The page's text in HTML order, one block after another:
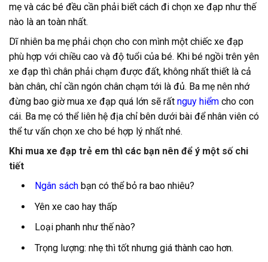
mẹ và các bé đều cần phải biết cách đi chọn xe đạp như thế
nào là an toàn nhất.
Dĩ nhiên ba mẹ phải chọn cho con mình một chiếc xe đạp
phù hợp với chiều cao và độ tuổi của bé. Khi bé ngồi trên yên
xe đạp thì chân phải chạm được đất, không nhất thiết là cả
bàn chân, chỉ cần ngón chân chạm tới là đủ. Ba mẹ nên nhớ
đừng bao giờ mua xe đạp quá lớn sẽ rất nguy hiểm cho con
cái. Ba mẹ có thể liên hệ địa chỉ bên dưới bài để nhân viên có
thể tư vấn chọn xe cho bé hợp lý nhất nhé.
Khi mua xe đạp trẻ em thì các bạn nên để ý một số chi
tiết
Ngân sáchbạn có thể bỏ ra bao nhiêu?
Yên xe cao hay thấp
Loại phanh như thế nào?
Trọng lượng: nhẹ thì tốt nhưng giá thành cao hơn.